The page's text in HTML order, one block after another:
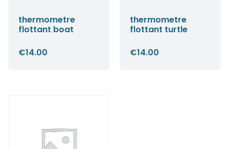
thermometre
flottant boat
€14.00
thermometre
flottant turtle
€14.00